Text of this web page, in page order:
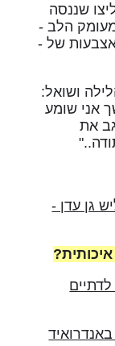
שננסה
הלב -
של -
ושואל:
אני שומע
את
גן עדן -